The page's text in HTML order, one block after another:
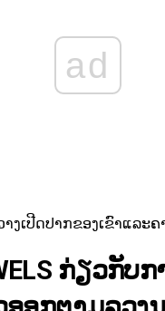
ad
ງເປີດປາກຂອງເຂົາແລະ
ກ່ຽວກັບກ